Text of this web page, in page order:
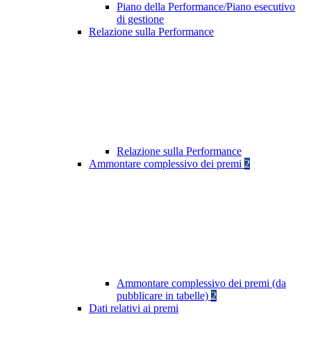
Piano della Performance/Piano esecutivo
di gestione
Relazione sulla Performance
Relazione sulla Performance
Ammontare complessivo dei premi 2
Ammontare complessivo dei premi (da
pubblicare in tabelle) 2
Dati relativi ai premi